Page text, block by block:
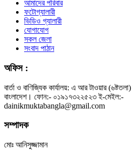
আমাদের পরিবার
ফটোগ্যালারী
ভিডিও গ্যালারী
যোগাযোগ
সকল জেলা
সংবাদ পাঠান
অফিস :
বার্তা ও বাণিজ্যিক কার্যালয়: এ আর টাওয়ার
বাংলাদেশ। ফোন:- ০১৯১৭৩২২৫২৩ ই-মেইল:-
dainikmuktabangla@gmail.com
সম্পাদক
মোঃ আনিসুজ্জামান